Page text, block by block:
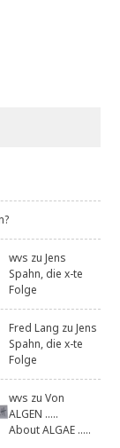
wvs zuJens
Spahn, die x-te
Folge
Fred Lang zuJens
Spahn, die x-te
Folge
wvs zuVon
ALGEN .....
About ALGAE .....